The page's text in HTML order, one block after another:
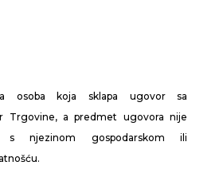
osoba koja sklapa ugovor sa
Trgovine, a predmet ugovora nije
s njezinom gospodarskom ili